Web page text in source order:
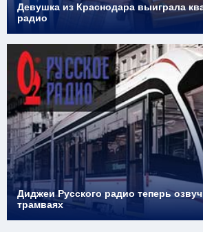
Девушка из Краснодара выиграла
радио
Диджеи Русского радио теперь
трамваях